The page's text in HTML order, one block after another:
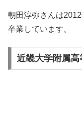
朝田淳弥さんは
卒業しています。
近畿大学附属高